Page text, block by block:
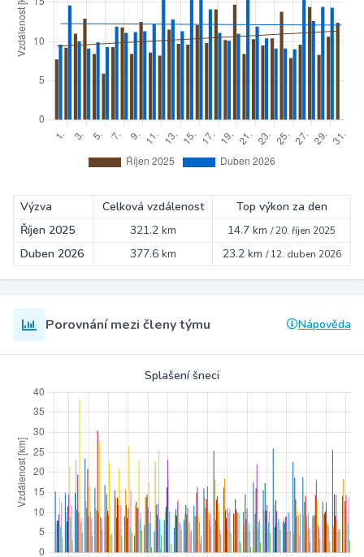
Výzva Celková vzdálenost
Top výkon za den
Říjen 2025
321.2 km 14.7 km /20. říjen 2025
Duben 2026 377.6 km 23.2 km /12. duben 2026
Porovnání mezi členy týmu Nápověda
Splašení šneci